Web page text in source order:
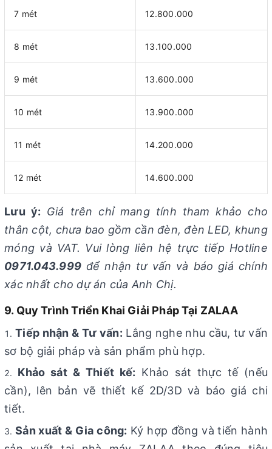
7 mét 12.800.000
8 mét 13.100.000
9 mét 13.600.000
10 mét 13.900.000
11 mét 14.200.000
12 mét 14.600.000
Lưu ý: Giá trên chỉ mang tính tham khảo cho
thân cột, chưa bao gồm cần đèn, đèn LED, khung
móng và VAT. Vui lòng liên hệ trực tiếp Hotline
0971.043.999 để nhận tư vấn và báo giá chính
xác nhất cho dự án của Anh Chị.
9. Quy Trình Triển Khai Giải Pháp Tại ZALAA
Tiếp nhận & Tư vấn: Lắng nghe nhu cầu, tư vấn
sơ bộ giải pháp và sản phẩm phù hợp.
Khảo sát & Thiết kế: Khảo sát thực tế (nếu
cần), lên bản vẽ thiết kế 2D/3D và báo giá chi
tiết.
Sản xuất & Gia công: Ký hợp đồng và tiến hành